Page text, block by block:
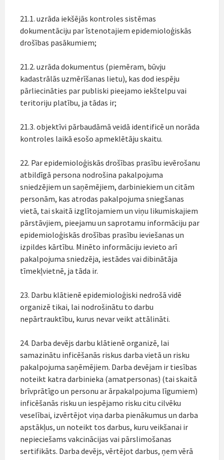
21.1. uzrāda iekšējās kontroles sistēmas
dokumentāciju par īstenotajiem epidemioloģiskās
drošības pasākumiem;
21.2. uzrāda dokumentus (piemēram, būvju
kadastrālās uzmērīšanas lietu), kas dod iespēju
pārliecināties par publiski pieejamo iekštelpu vai
teritoriju platību, ja tādas ir;
21.3. objektīvi pārbaudāmā veidā identificē un norāda
kontroles laikā esošo apmeklētāju skaitu.
22. Par epidemioloģiskās drošības prasību ievērošanu
atbildīgā persona nodrošina pakalpojuma
sniedzējiem un saņēmējiem, darbiniekiem un citām
personām, kas atrodas pakalpojuma sniegšanas
vietā, tai skaitā izglītojamiem un viņu likumiskajiem
pārstāvjiem, pieejamu un saprotamu informāciju par
epidemioloģiskās drošības prasību ieviešanas un
izpildes kārtību. Minēto informāciju ievieto arī
pakalpojuma sniedzēja, iestādes vai dibinātāja
tīmekļvietnē, ja tāda ir.
23. Darbu klātienē epidemioloģiski nedrošā vidē
organizē tikai, lai nodrošinātu to darbu
nepārtrauktību, kurus nevar veikt attālināti.
24. Darba devējs darbu klātienē organizē, lai
samazinātu inficēšanās riskus darba vietā un risku
pakalpojuma saņēmējiem. Darba devējam ir tiesības
noteikt katra darbinieka (amatpersonas) (tai skaitā
brīvprātīgo un personu ar ārpakalpojuma līgumiem)
inficēšanās risku un iespējamo risku citu cilvēku
veselībai, izvērtējot viņa darba pienākumus un darba
apstākļus, un noteikt tos darbus, kuru veikšanai ir
nepieciešams vakcinācijas vai pārslimošanas
sertifikāts. Darba devējs, vērtējot darbus, ņem vērā